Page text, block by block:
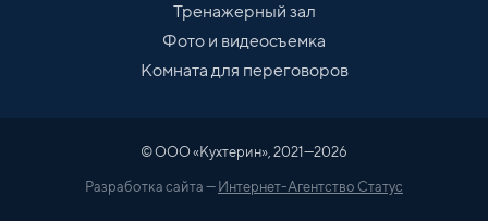
Тренажерный зал
Фото и видеосъемка
Комната для переговоров
© ООО «Кухтерин», 2021—2026
Разработка сайта —Интернет-Агентство Статус